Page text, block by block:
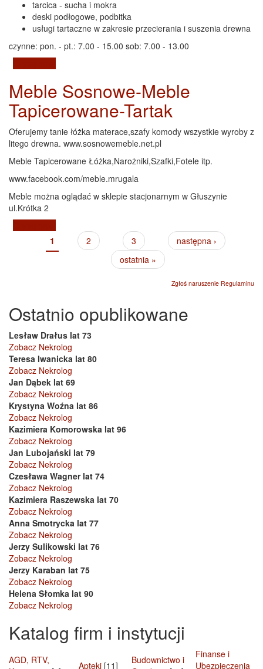
tarcica - sucha i mokra
deski podłogowe, podbitka
usługi tartaczne w zakresie przecierania i suszenia drewna
czynne: pon. - pt.: 7.00 - 15.00 sob: 7.00 - 13.00
Meble Sosnowe-Meble
Tapicerowane-Tartak
Oferujemy tanie łóżka materace,szafy komody wszystkie wyroby z
litego drewna. www.sosnowemeble.net.pl
Meble Tapicerowane Łóżka,Narożniki,Szafki,Fotele itp.
www.facebook.com/meble.mrugala
Meble można oglądać w sklepie stacjonarnym w Głuszynie
ul.Krótka 2
Strony
1 2 3
następna ›
ostatnia »
Zgłoś naruszenie Regulaminu
Ostatnio opublikowane
Lesław Drałus lat 73
Zobacz Nekrolog
Teresa Iwanicka lat 80
Zobacz Nekrolog
Jan Dąbek lat 69
Zobacz Nekrolog
Krystyna Woźna lat 86
Zobacz Nekrolog
Kazimiera Komorowska lat 96
Zobacz Nekrolog
Jan Lubojański lat 79
Zobacz Nekrolog
Czesława Wagner lat 74
Zobacz Nekrolog
Kazimiera Raszewska lat 70
Zobacz Nekrolog
Anna Smotrycka lat 77
Zobacz Nekrolog
Jerzy Sulikowski lat 76
Zobacz Nekrolog
Jerzy Karaban lat 75
Zobacz Nekrolog
Helena Słomka lat 90
Zobacz Nekrolog
Katalog firm i instytucji
AGD, RTV,
Apteki [11]
Budownictwo i
Finanse i
Ubezpieczenia